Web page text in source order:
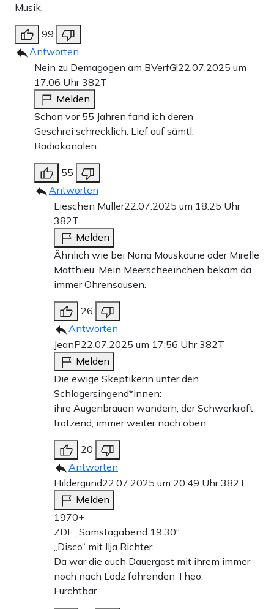
Musik.
99
Antworten
Nein zu Demagogen am BVerfG!22.07.2025 um
17:06 Uhr382T
Melden
Schon vor 55 Jahren fand ich deren
Geschrei schrecklich. Lief auf sämtl.
Radiokanälen.
55
Antworten
Lieschen Müller22.07.2025 um 18:25 Uhr
382T
Melden
Ähnlich wie bei Nana Mouskourie oder Mirelle
Matthieu. Mein Meerscheeinchen bekam da
immer Ohrensausen.
26
Antworten
JeanP22.07.2025 um 17:56 Uhr382T
Melden
Die ewige Skeptikerin unter den
Schlagersingend*innen:
ihre Augenbrauen wandern, der Schwerkraft
trotzend, immer weiter nach oben.
20
Antworten
Hildergund22.07.2025 um 20:49 Uhr382T
Melden
1970+
ZDF „Samstagabend 19.30“
„Disco“ mit Ilja Richter.
Da war die auch Dauergast mit ihrem immer
noch nach Lodz fahrenden Theo.
Furchtbar.